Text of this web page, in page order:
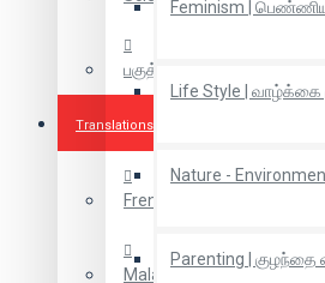
Feminism |
Life Style | வாழ்க்கை
Nature -
Parenting | குழந்தை
பகுத்தறிவு சிந்தனை |
Translations
French Translations |
Malaiyalam Translation |